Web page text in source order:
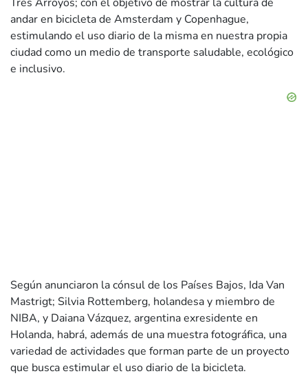
Tres Arroyos; con el objetivo de mostrar la cultura de
andar en bicicleta de Amsterdam y Copenhague,
estimulando el uso diario de la misma en nuestra propia
ciudad como un medio de transporte saludable, ecológico
e inclusivo.
Según anunciaron la cónsul de los Países Bajos, Ida Van
Mastrigt; Silvia Rottemberg, holandesa y miembro de
NIBA, y Daiana Vázquez, argentina exresidente en
Holanda, habrá, además de una muestra fotográfica, una
variedad de actividades que forman parte de un proyecto
que busca estimular el uso diario de la bicicleta.